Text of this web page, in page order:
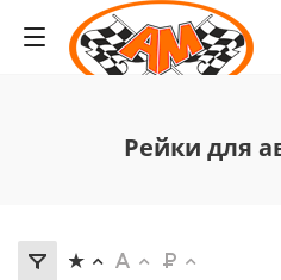
Рейки для